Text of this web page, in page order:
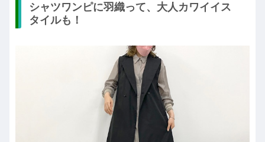
シャツワンピに羽織って、大人カワイイス
タイルも！